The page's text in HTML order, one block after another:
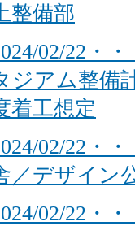
整備部
02/22・
ジアム整備
着工想定
02/22・
／デザイン
02/22・